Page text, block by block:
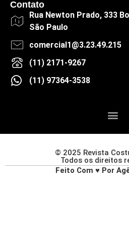
Contato
Rua Newton Prado, 333
São Paulo
comercial1@3.23.49.215
(11) 2171-9267
(11) 97364-3538
© 2025 Revista
Todos os direitos
Feito Com ♥ Por